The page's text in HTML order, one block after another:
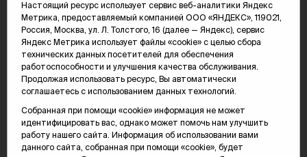
Редакция: 625035, Тюмень, пр. Геологоразведчиков, 28А
(3452) 68-89-05
edit@vsluh.ru
Главный редактор: Панкина Т.Ю.
kika@vsluh.ru
По вопросам рекламы:
(3452) 68-89-78
kotovaev@sibinformburo.ru
mim@vsluh.ru
Настоящий ресурс использует сервис веб-аналитики Яндекс
Метрика, предоставляемый компанией ООО «ЯНДЕКС», 119021,
Россия, Москва, ул. Л. Толстого, 16 (далее — Яндекс), сервис
Яндекс Метрика использует файлы «cookie» с целью сбора
технических данных посетителей для обеспечения
работоспособности и улучшения качества обслуживания.
Продолжая использовать ресурс, Вы автоматически
соглашаетесь с использованием данных технологий.
Собранная при помощи «cookie» информация не может
идентифицировать вас, однако может помочь нам улучшить
работу нашего сайта. Информация об использовании вами
данного сайта, собранная при помощи «cookie», будет